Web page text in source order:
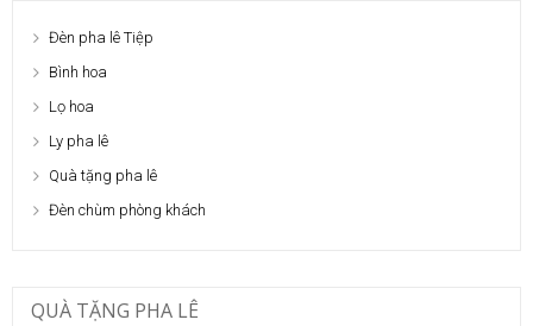
Đèn pha lê Tiệp
Bình hoa
Lọ hoa
Ly pha lê
Quà tặng pha lê
Đèn chùm phòng khách
QUÀ TẶNG PHA LÊ